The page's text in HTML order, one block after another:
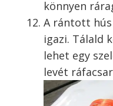
Ne zsúfold túl a
többet ne tegyél
A húsok
szelet hús
szelet hús 4-